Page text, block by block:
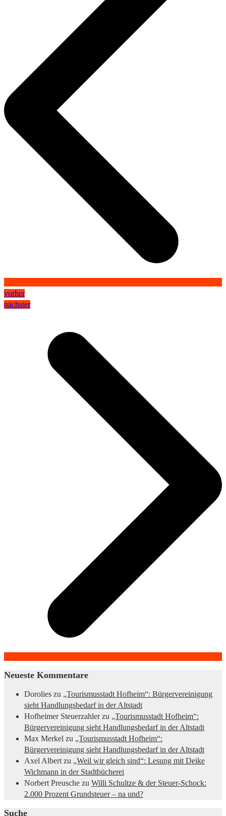
vorher
nächster
Neueste Kommentare
Dorolies zu „Tourismusstadt Hofheim“: Bürgervereinigung
sieht Handlungsbedarf in der Altstadt
Hofheimer Steuerzahlerzu „Tourismusstadt Hofheim“:
Bürgervereinigung sieht Handlungsbedarf in der Altstadt
Max Merkel zu „Tourismusstadt Hofheim“:
Bürgervereinigung sieht Handlungsbedarf in der Altstadt
Axel Albert zu „Weil wir gleich sind“: Lesung mit Deike
Wichmann in der Stadtbücherei
Norbert Preusche zu Willi Schultze & der Steuer-Schock:
2.000 Prozent Grundsteuer – na und?
Suche